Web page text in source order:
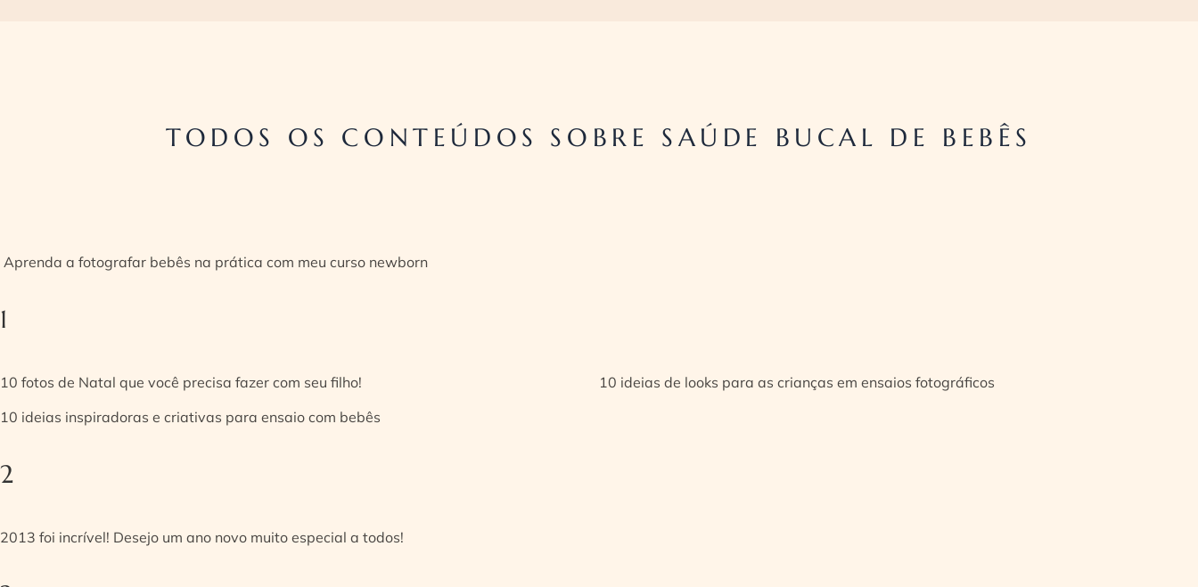
TODOS OS CONTEÚDOS SOBRE SAÚDE BUCAL DE BEBÊS
Aprenda a fotografar bebês na prática com meu curso newborn
1
10 fotos de Natal que você precisa fazer com seu filho!
10 ideias de looks para as crianças em ensaios fotográficos
10 ideias inspiradoras e criativas para ensaio com bebês
2
2013 foi incrível! Desejo um ano novo muito especial a todos!